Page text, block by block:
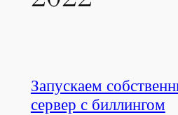
Запускаем
сервер с биллингом